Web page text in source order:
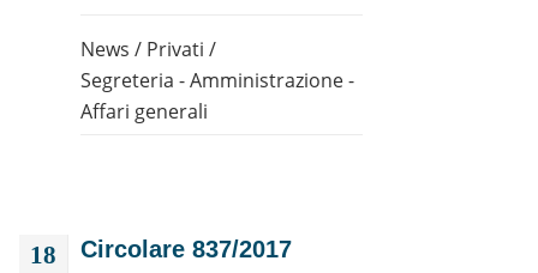
News / Privati /
Segreteria - Amministrazione -
Affari generali
18
Circolare 837/2017